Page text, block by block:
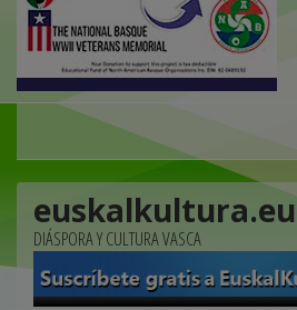
DIÁSPORA Y CULTURA VASCA